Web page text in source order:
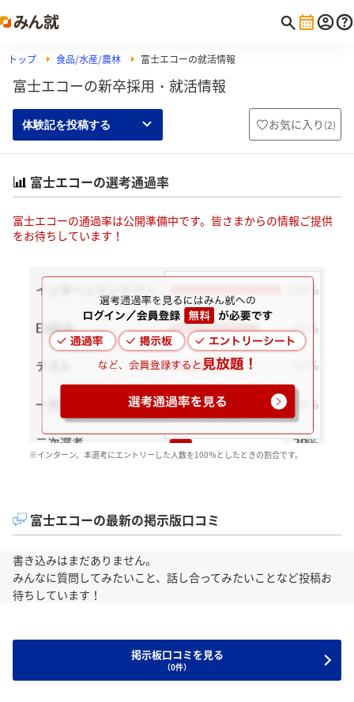
トップ 食品/水産/農林 富士エコーの就活情報
富士エコーの新卒採用・就活情報
体験記を投稿する お気に入り (2)
富士エコーの選考通過率
富士エコーの通過率は公開準備中です。皆さまからの情報ご提供
をお待ちしています！
※インターン、本選考にエントリーした人数を100％としたときの割合です。
富士エコーの最新の掲示版口コミ
書き込みはまだありません。
みんなに質問してみたいこと、話し合ってみたいことなど投稿お
待ちしています！
掲示板口コミを見る
（0件）